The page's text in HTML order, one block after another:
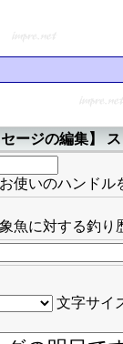
セージの編集】
使いのハンドル
魚に対する釣り
文字サイ